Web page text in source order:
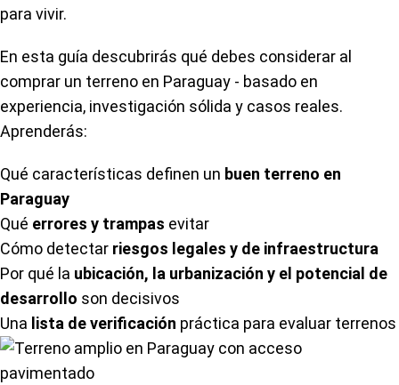
para vivir.
En esta guía descubrirás qué debes considerar al
comprar un terreno en Paraguay - basado en
experiencia, investigación sólida y casos reales.
Aprenderás:
Qué características definen un buen terreno en
Paraguay
Qué errores y trampas evitar
Cómo detectar riesgos legales y de infraestructura
Por qué la ubicación, la urbanización y el potencial de
desarrollo son decisivos
Una lista de verificación práctica para evaluar terrenos